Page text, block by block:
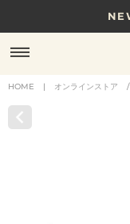
8/17(月)10時
贈る相手やシ
HOME | オンラインストア /